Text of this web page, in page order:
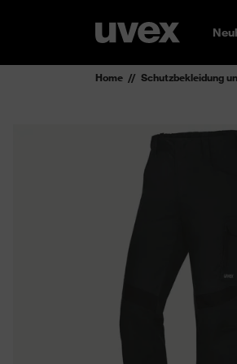
Home Schutzbekleidung